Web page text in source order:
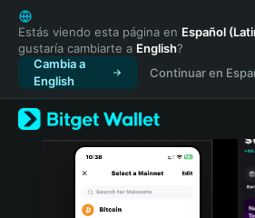
English
日本語
Tiếng Việt
Русский
Español (Latinoamérica)
Türkçe
Italiano
Estás viendo esta página en Español
gustaría cambiarte a English?
Cambia a
English
Continuar en